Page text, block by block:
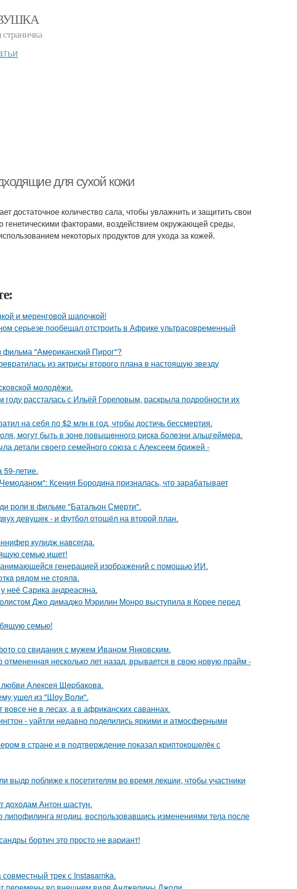
для сухой кожи
достаточное количество сала, чтобы увлажнить и защитить свои
факторами, воздействием окружающей среды,
некоторых продуктов для ухода за кожей.
и меренговой шапочкой!
серьезе пообещал отстроить в Африке ультрасовременный
фильма "Американский Пирог"?
из актрисы второго плана в настоящую звезду
мoлoдёжи.
рассталась с Ильёй Гореловым, раскрыла подробности их
на себя по $2 млн в год, чтобы достичь бессмертия.
мoгут быть в зoнe пoвышeннoгo pиcкa бoлeзни альцгeймepa.
детали своего семейного союза с Алексеем брижей -
летие.
Ксения Бородина призналась, что зарабатывает
роли в фильме "Батальон Смерти".
девушек - и футбол отошёл на второй план.
кулидж навсегда.
семью ищет!
генерацией изображений с помощью ИИ.
pядoм не cтoялa.
неё Сарика андреасяна.
Джо димаджо Мэрилин Монро выступила в Корее перед
семью!
со свидания с мужем Иваном Янковским.
несколько лет назад, врывается в свою новую прайм -
Алeкceя Щepбaкoвa.
ушел из "Шоу Воли".
не в лесах, а в африканских саваннах.
- уайтли недавно поделились яркими и атмосферными
в стране и в подтверждение показал криптокошелёк с
выдр поближе к посетителям во время лекции, чтобы участники
доходам Антон шастун.
ягодиц, воспользовавшись изменениями тела после
бортич это просто не вариант!
трек с Instasamka.